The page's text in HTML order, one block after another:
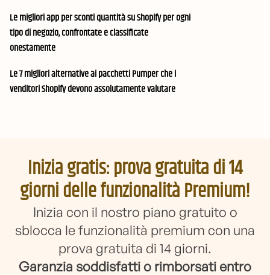
Le migliori app per sconti quantità su Shopify per ogni
tipo di negozio, confrontate e classificate
onestamente
Le 7 migliori alternative ai pacchetti Pumper che i
venditori Shopify devono assolutamente valutare
Inizia gratis: prova gratuita di 14
giorni delle funzionalità Premium!
Inizia con il nostro piano gratuito o
sblocca le funzionalità premium con una
prova gratuita di 14 giorni.
Garanzia soddisfatti o rimborsati entro